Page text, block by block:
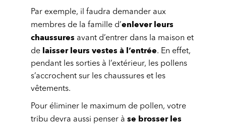
Par exemple, il faudra demander aux
membres de la famille d’enlever leurs
chaussures avant d’entrer dans la maison et
de laisser leurs vestes à l’entrée. En effet,
pendant les sorties à l’extérieur, les pollens
s’accrochent sur les chaussures et les
vêtements.
Pour éliminer le maximum de pollen, votre
tribu devra aussi penser à se brosser les